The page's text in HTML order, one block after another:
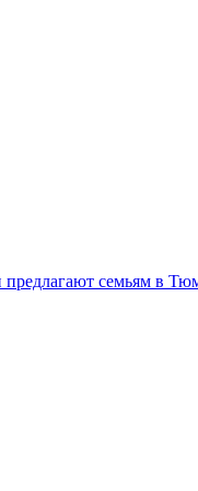
семьям в